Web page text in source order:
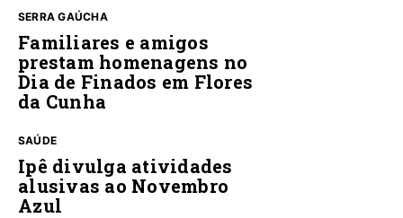
SERRA GAÚCHA
Familiares e amigos
prestam homenagens no
Dia de Finados em Flores
da Cunha
SAÚDE
Ipê divulga atividades
alusivas ao Novembro
Azul